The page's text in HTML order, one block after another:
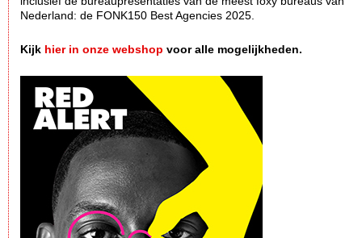
Nederland: de FONK150 Best Agencies 2025.
Kijk hier in onze webshop voor alle mogelijkheden.